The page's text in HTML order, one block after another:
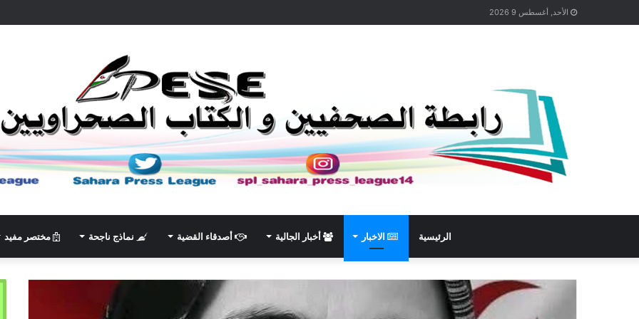
الأحد, أغسطس 9 2026
الرئيسية الاخبار أخبار الجالية أصدقاء القضية نماذج ناجحة مختصر مفيد